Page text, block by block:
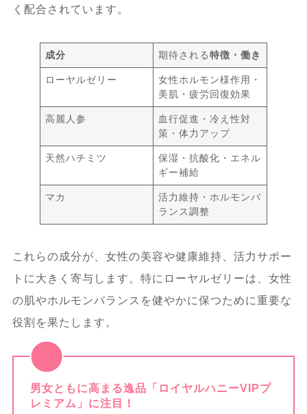
合わせ活用法
7.2.1.
オイルやサプリメント併用によ
る相乗効果の紹介
8. ロイヤルハニー 女性 飲むタイミング｜
まとめと賢い選択のためのポイント
健康・美容・活力を最大化するため
の実践的アドバイス
とめ
8.2.安心して購入・利用するための情報
収集のコツ
明示
く配合されています。
成分 期待される特徴・働き
ローヤルゼリー
女性ホルモン様作用・
美肌・疲労回復効果
高麗人参
血行促進・冷え性対
策・体力アップ
天然ハチミツ
保湿・抗酸化・エネル
ギー補給
マカ
活力維持・ホルモンバ
ランス調整
これらの成分が、女性の美容や健康維持、活力サポー
トに大きく寄与します。特にローヤルゼリーは、女性
の肌やホルモンバランスを健やかに保つために重要な
役割を果たします。
男女ともに高まる逸品「ロイヤルハニーVIPプ
レミアム」に注目！